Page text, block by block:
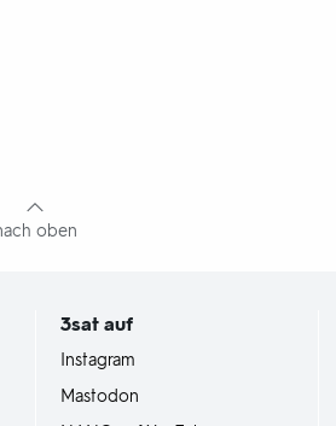
oben
3sat auf
Instagram
Mastodon